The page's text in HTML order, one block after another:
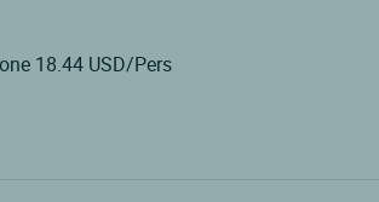
18.44 USD/Pers